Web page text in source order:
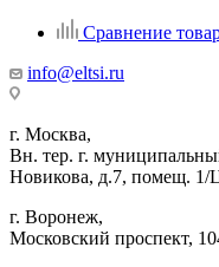
Сравнение
info@eltsi.ru
г. Москва,
Вн. тер. г.
Новикова, д.7, помещ. 1/
г. Воронеж,
​Московский проспект,